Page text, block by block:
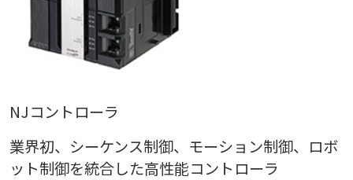
NJコントローラ
業界初、シーケンス制御、モーション制御、ロボ
ット制御を統合した高性能コントローラ